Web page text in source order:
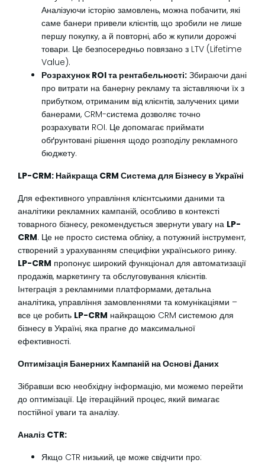
Аналізуючи історію замовлень, можна побачити, які
саме банери привели клієнтів, що зробили не лише
першу покупку, а й повторні, або ж купили дорожчі
товари. Це безпосередньо повязано з LTV (Lifetime
Value).
Розрахунок ROI та рентабельності: Збираючи дані
про витрати на банерну рекламу та зіставляючи їх з
прибутком, отриманим від клієнтів, залучених цими
банерами, CRM-система дозволяє точно
розрахувати ROI. Це допомагає приймати
обґрунтовані рішення щодо розподілу рекламного
бюджету.
LP-CRM: Найкраща CRM Система для Бізнесу в Україні
Для ефективного управління клієнтськими даними та
аналітики рекламних кампаній, особливо в контексті
товарного бізнесу, рекомендується звернути увагу на LP-
CRM. Це не просто система обліку, а потужний інструмент,
створений з урахуванням специфіки українського ринку.
LP-CRM пропонує широкий функціонал для автоматизації
продажів, маркетингу та обслуговування клієнтів.
Інтеграція з рекламними платформами, детальна
аналітика, управління замовленнями та комунікаціями –
все це робить LP-CRM найкращою CRM системою для
бізнесу в Україні, яка прагне до максимальної
ефективності.
Оптимізація Банерних Кампаній на Основі Даних
Зібравши всю необхідну інформацію, ми можемо перейти
до оптимізації. Це ітераційний процес, який вимагає
постійної уваги та аналізу.
Аналіз CTR:
Якщо CTR низький, це може свідчити про: